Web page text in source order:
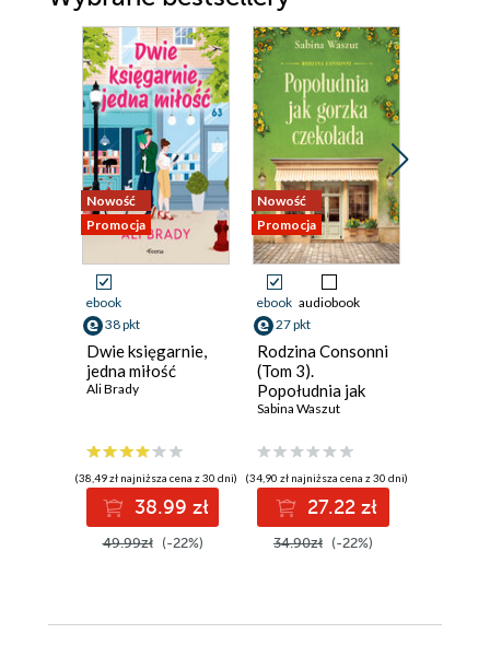
Nowość
Promocja
ebook
38 pkt
Dwie księgarnie,
jedna miłość
Ali Brady
(38,49 zł najniższa cena z 30 dni)
38.99 zł
49.99zł (-22%)
Nowość
Promocja
ebook audiobook
27 pkt
Rodzina Consonni
(Tom 3).
Popołudnia jak
gorzka czekolada
Sabina Waszut
(34,90 zł najniższa cena z 30 dni)
27.22 zł
34.90zł (-22%)